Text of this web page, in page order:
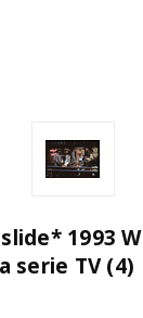
1993
serie TV (4)